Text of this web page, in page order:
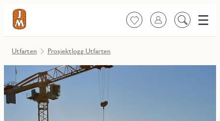
FavoritterLogg inn
Søk
Meny
Utfarten Prosjektlogg Utfarten